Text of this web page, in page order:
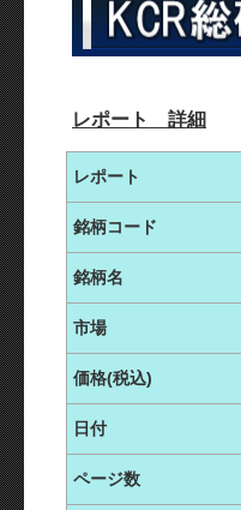
レポート 詳細
レポート
銘柄コード
銘柄名
市場
価格(税込)
日付
ページ数